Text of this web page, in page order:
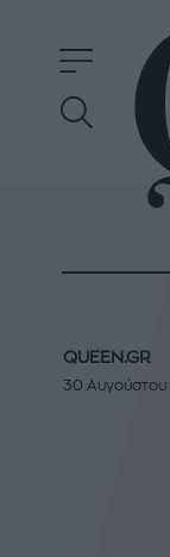
QUEEN.GR
30 Αυγούστου